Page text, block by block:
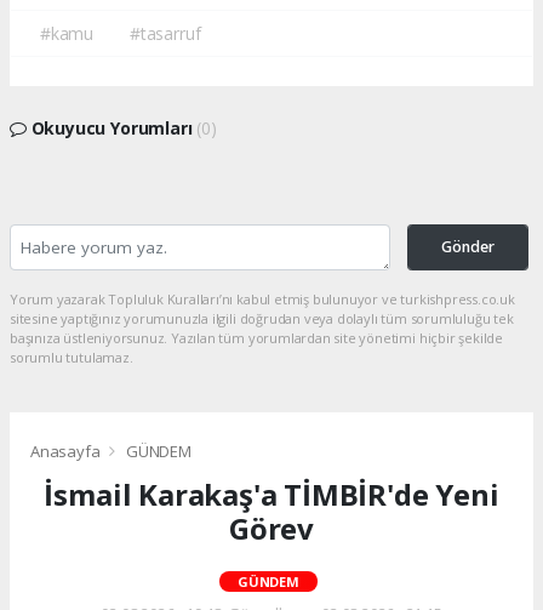
#kamu #tasarruf
Okuyucu Yorumları (0)
Gönder
Yorum yazarak Topluluk Kuralları’nı kabul etmiş bulunuyor ve turkishpress.co.uk
sitesine yaptığınız yorumunuzla ilgili doğrudan veya dolaylı tüm sorumluluğu tek
başınıza üstleniyorsunuz. Yazılan tüm yorumlardan site yönetimi hiçbir şekilde
sorumlu tutulamaz.
Anasayfa GÜNDEM
İsmail Karakaş'a TİMBİR'de Yeni
Görev
GÜNDEM